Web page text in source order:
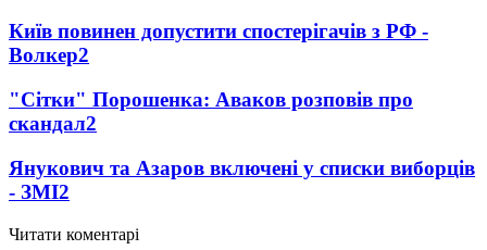
Київ повинен допустити спостерігачів з РФ -
Волкер2
"Сітки" Порошенка: Аваков розповів про
скандал2
Янукович та Азаров включені у списки виборців
- ЗМІ2
Читати коментарі